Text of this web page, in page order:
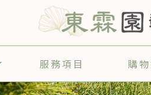
服務項目 購